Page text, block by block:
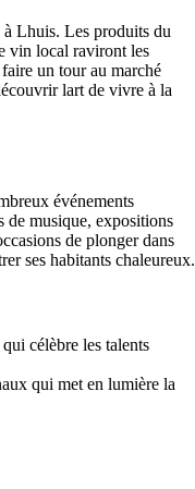
Lhuis. Les produits du
vin local raviront les
un tour au marché
lart de vivre à la
événements
de musique, expositions
de plonger dans
ses habitants chaleureux.
célèbre les talents
qui met en lumière la